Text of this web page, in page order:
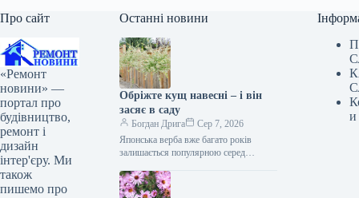
Про сайт
«Ремонт
новини» —
портал про
будівництво,
ремонт і
дизайн
інтер'єру. Ми
також
пишемо про
Останні новини
Обріжте кущ навесні – і він
засяє в саду
Богдан Дрига
Сер 7, 2026
Японська верба вже багато років
залишається популярною серед
незвичайним кольором листя та
витонченим виглядом. Хоча
и